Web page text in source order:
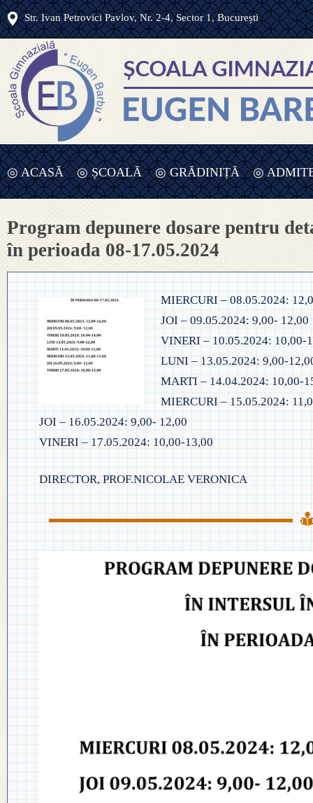
Str. Ivan Petrovici Pavlov, Nr. 2-4, Sector 1, București
◎ ACASĂ ◎ ȘCOALĂ
◎ PROIECTE ȘCOLARE
◎ ACHIZIȚII
◎ DOCUMENTE UTILE
◎ REGULAMENT INTERN
◎ REGULAMENT ORGANIZARE
◎ FIȘĂ EVALUARE PERSONAL
◎ ÎNCADRARE PROFESORI
◎ PROFESORI LA CLASE
◎ DECLARAȚII INTERESE
◎ TRANSPARENTA VENITURI ◎ 2025
◎ 2024
◎ GRĂDINIȚĂ
◎ EDUCATOARE ȘI GRUPE
ANTEPREȘCOLAR ȘI
◎ GHID ÎNVĂȚĂMÂNT
◎ CRITERII DE DEPARTAJARE
◎ ORDIN PRIVIND ÎNSCRIEREA
PREȘCOLAR 2025-2026
◎
PRIMAR –
◎
◎
◎
◎
–
Program depunere dosare pentru
în perioada 08-17.05.2024
MIERCURI – 08.05.2024:
JOI – 09.05.2024: 9,00- 12,00
VINERI – 10.05.2024: 10,00-
LUNI – 13.05.2024: 9,00-
MARTI – 14.04.2024: 10,00-
MIERCURI – 15.05.2024:
JOI – 16.05.2024: 9,00- 12,00
VINERI – 17.05.2024: 10,00-13,00
DIRECTOR, PROF.NICOLAE VERONICA